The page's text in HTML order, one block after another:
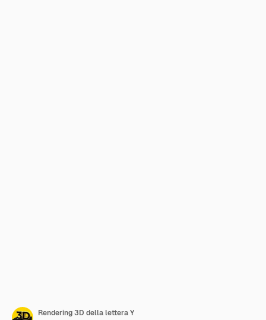
Rendering 3D della lettera Y